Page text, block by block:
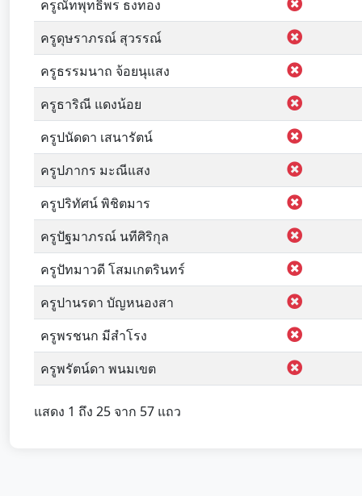
ครูณัทพุทธิพร ธงทอง
ครูดุษราภรณ์ สุวรรณ์
ครูธรรมนาถ จ้อยนุแสง
ครูธาริณี แดงน้อย
ครูปนัดดา เสนารัตน์
ครูปภากร มะณีแสง
ครูปริทัศน์ พิชิตมาร
ครูปัฐมาภรณ์ นทีศิริกุล
ครูปัทมาวดี โสมเกตรินทร์
ครูปานรดา บัญหนองสา
ครูพรชนก มีสำโรง
ครูพรัตน์ดา พนมเขต
แสดง 1 ถึง 25 จาก 57 แถว